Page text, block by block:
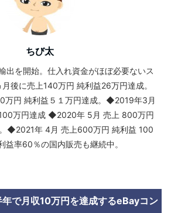
ちび太
出を開始。仕入れ資金がほぼ必要ないス
後に売上140万円 純利益26万円達成。
円 純利益５１万円達成。◆2019年3月
万円達成 ◆2020年 5月 売上 800万円
◆2021年 4月 売上600万円 純利益 100
率60％の国内販売も継続中。
で月収10万円を達成するeBayコン